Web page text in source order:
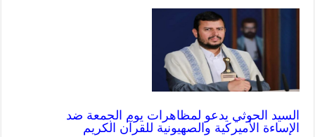
السيد الحوثي يدعو لمظاهرات يوم الجمعة ضد
الإساءة الأميركية والصهيونية للقرآن الكريم